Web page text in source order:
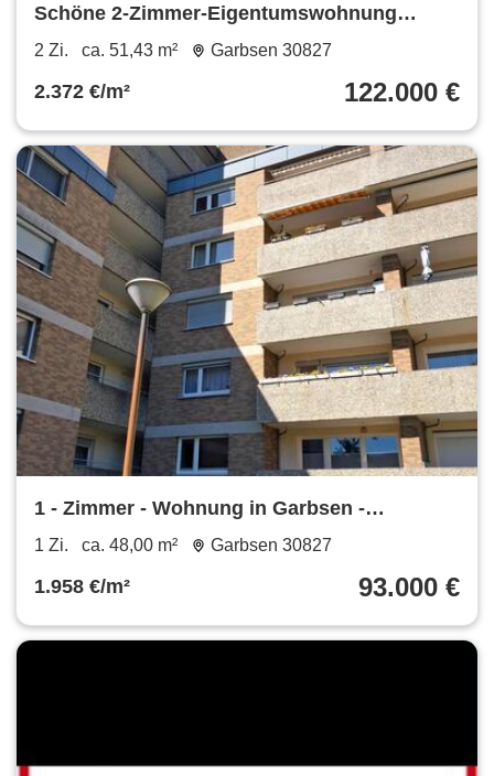
Schöne 2-Zimmer-Eigentumswohnung
Garbsen Stelingen Provisionsfrei
2 Zi. ca. 51,43 m² Garbsen 30827
2.372 €/m² 122.000 €
1 - Zimmer - Wohnung in Garbsen -
Berenbostel 48qm + Kellerraum
1 Zi. ca. 48,00 m² Garbsen 30827
1.958 €/m² 93.000 €